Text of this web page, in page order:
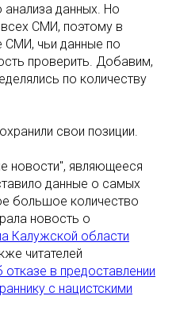
данных. Но
всех СМИ, поэтому в
СМИ, чьи данные по
проверить. Добавим,
по количеству
свои позиции.
новости", являющееся
данные о самых
большое количество
новость о
Калужской области
читателей
отказе в предоставлении
с нацистскими